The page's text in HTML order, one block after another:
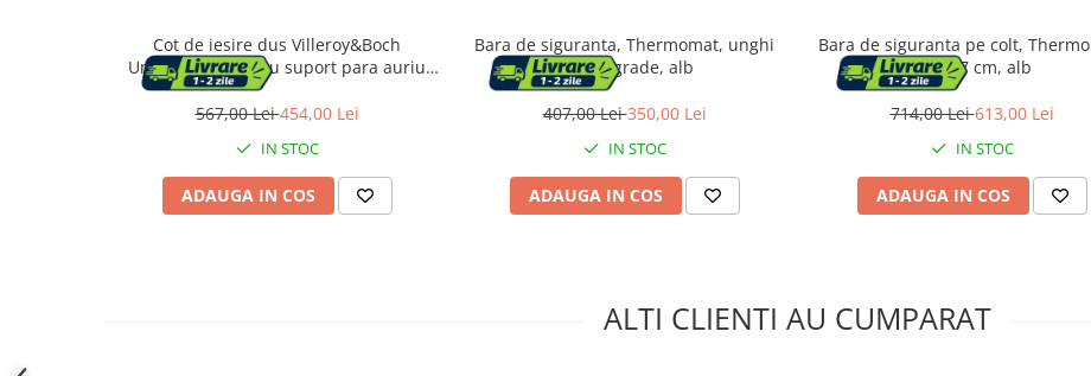
Cuiere si suporturi prosoape
Rafturi si depozitare
Cot de iesire dus Villeroy&Boch
Universal patrat cu suport para auriu
periat
567,00 Lei454,00 Lei
IN STOC
ADAUGA IN COS
Bara de siguranta, Thermomat, unghi
de 135 grade, alb
407,00 Lei350,00 Lei
IN STOC
ADAUGA IN COS
Bara de siguranta pe colt,
67 x 67 cm, alb
714,00 Lei613,00 Lei
IN STOC
ADAUGA IN COS
ALTI CLIENTI AU CUMPARAT